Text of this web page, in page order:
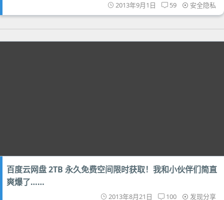
2013年9月1日 59 安全隐私
百度云网盘 2TB 永久免费空间限时获取！我和小伙伴们简直
爽爆了……
2013年8月21日 100 发现分享